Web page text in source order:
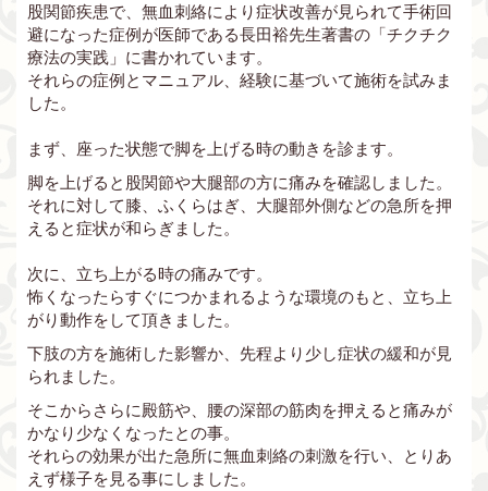
股関節疾患で、無血刺絡により症状改善が見られて手術回
避になった症例が医師である長田裕先生著書の「チクチク
療法の実践」に書かれています。
それらの症例とマニュアル、経験に基づいて施術を試みま
した。
まず、座った状態で脚を上げる時の動きを診ます。
脚を上げると股関節や大腿部の方に痛みを確認しました。
それに対して膝、ふくらはぎ、大腿部外側などの急所を押
えると症状が和らぎました。
次に、立ち上がる時の痛みです。
怖くなったらすぐにつかまれるような環境のもと、立ち上
がり動作をして頂きました。
下肢の方を施術した影響か、先程より少し症状の緩和が見
られました。
そこからさらに殿筋や、腰の深部の筋肉を押えると痛みが
かなり少なくなったとの事。
それらの効果が出た急所に無血刺絡の刺激を行い、とりあ
えず様子を見る事にしました。